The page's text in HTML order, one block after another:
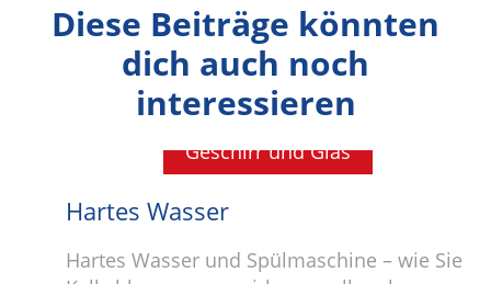
Diese Beiträge könnten
dich auch noch
interessieren
Geschirr und Glas
Hartes Wasser
Hartes Wasser und Spülmaschine – wie Sie